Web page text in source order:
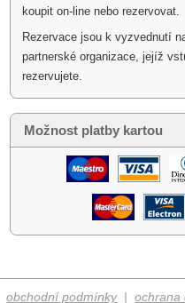
koupit on-line nebo rezervovat.
Rezervace jsou k vyzvednutí
partnerské organizace, jejíž
rezervujete.
Možnost platby kartou
obchodní podmínky|ochrana